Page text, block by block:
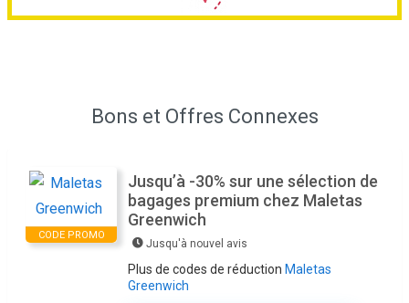
Bons et Offres Connexes
CODE PROMO
Jusqu’à -30% sur une sélection de
bagages premium chez Maletas
Greenwich
Jusqu'à nouvel avis
Plus de codes de réduction Maletas
Greenwich